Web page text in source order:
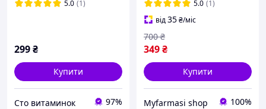
5.0 (1)
299₴
Купити
Сто витаминок 97%
5.0 (1)
від35₴/міс
349₴
700 ₴
Купити
Myfarmasi shop 100%